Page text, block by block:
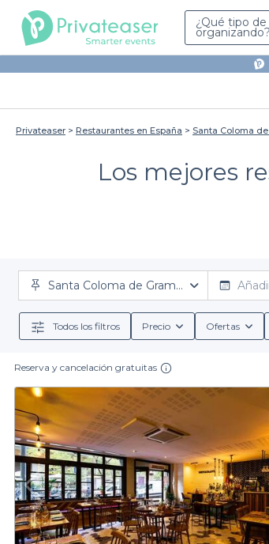
¿Qué tipo
organizando?
Privateaser Restaurantes en España Santa Coloma
Los mejores
Santa Coloma de Gramenet
Todos los filtros Precio Ofertas
Reserva y cancelación gratuitas